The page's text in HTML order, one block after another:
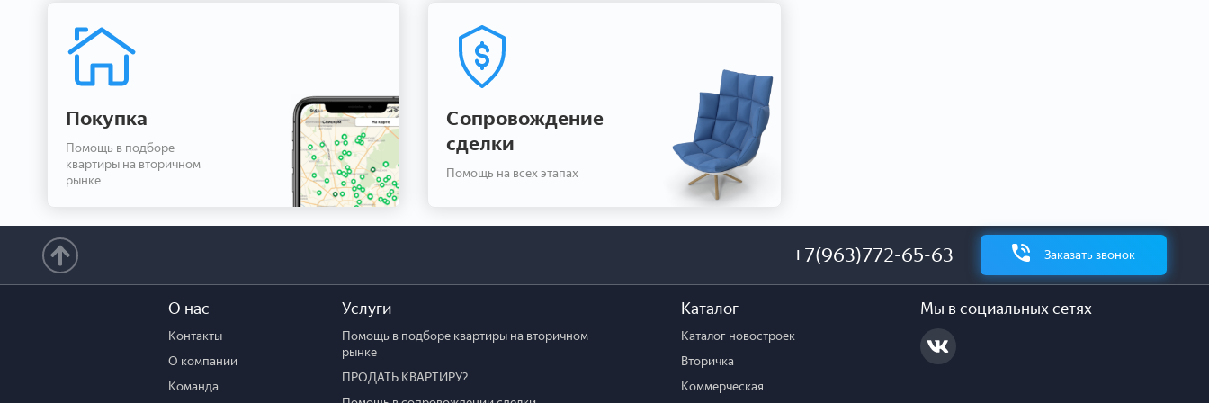
Покупка
Помощь в подборе
квартиры на вторичном
рынке
Сопровождение
сделки
Помощь на всех этапах
+7(963)772-65-63 Заказать звонок
О нас
Контакты
О компании
Команда
Услуги
Помощь в подборе квартиры на вторичном
рынке
ПРОДАТЬ КВАРТИРУ?
Каталог
Каталог новостроек
Вторичка
Коммерческая
Мы в социальных сетях